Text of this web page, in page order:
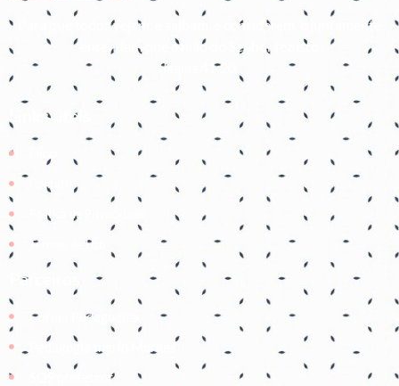
Para que todos vejam, e saibam, e considerem, e juntamente
entendam que a mão do Senhor fez isto
Isaías 41:20
Links úteis
Contato
Política de Privacidade
Termos de Uso
Parceiros
Coruja Pedagogica
Pedagogia Ingrid Moraes
SOS professor